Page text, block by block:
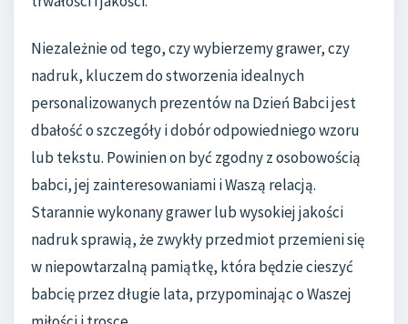
Niezależnie od tego, czy wybierzemy grawer, czy
nadruk, kluczem do stworzenia idealnych
personalizowanych prezentów na Dzień Babci jest
dbałość o szczegóły i dobór odpowiedniego wzoru
lub tekstu. Powinien on być zgodny z osobowością
babci, jej zainteresowaniami i Waszą relacją.
Starannie wykonany grawer lub wysokiej jakości
nadruk sprawią, że zwykły przedmiot przemieni się
w niepowtarzalną pamiątkę, która będzie cieszyć
babcię przez długie lata, przypominając o Waszej